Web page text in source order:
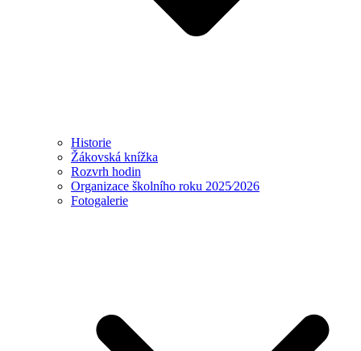
Historie
Žákovská knížka
Rozvrh hodin
Organizace školního roku 2025⁄2026
Fotogalerie